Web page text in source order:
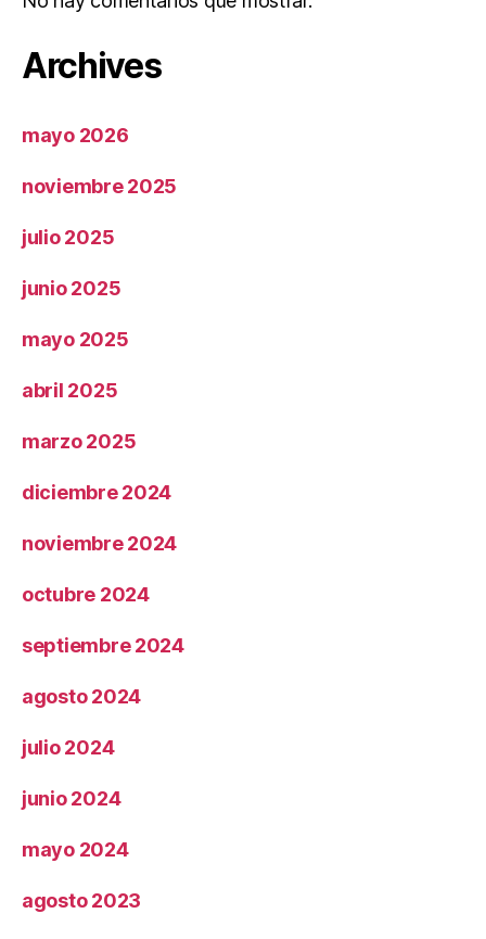
Archives
mayo 2026
noviembre 2025
julio 2025
junio 2025
mayo 2025
abril 2025
marzo 2025
diciembre 2024
noviembre 2024
octubre 2024
septiembre 2024
agosto 2024
julio 2024
junio 2024
mayo 2024
agosto 2023